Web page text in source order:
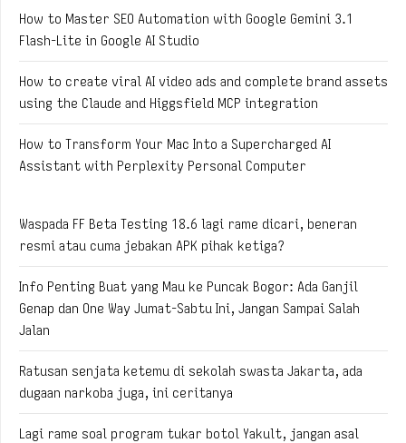
How to Master SEO Automation with Google Gemini 3.1
Flash-Lite in Google AI Studio
How to create viral AI video ads and complete brand assets
using the Claude and Higgsfield MCP integration
How to Transform Your Mac Into a Supercharged AI
Assistant with Perplexity Personal Computer
Waspada FF Beta Testing 18.6 lagi rame dicari, beneran
resmi atau cuma jebakan APK pihak ketiga?
Info Penting Buat yang Mau ke Puncak Bogor: Ada Ganjil
Genap dan One Way Jumat-Sabtu Ini, Jangan Sampai Salah
Jalan
Ratusan senjata ketemu di sekolah swasta Jakarta, ada
dugaan narkoba juga, ini ceritanya
Lagi rame soal program tukar botol Yakult, jangan asal